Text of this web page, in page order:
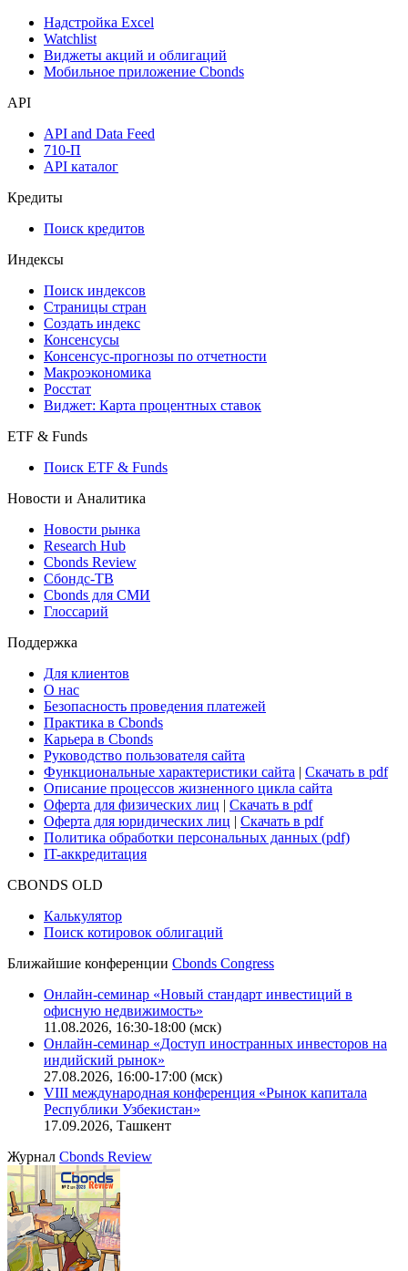
Надстройка Excel
Watchlist
Виджеты акций и облигаций
Мобильное приложение Cbonds
API
API and Data Feed
710-П
API каталог
Кредиты
Поиск кредитов
Индексы
Поиск индексов
Страницы стран
Создать индекс
Консенсусы
Консенсус-прогнозы по отчетности
Макроэкономика
Росстат
Виджет: Карта процентных ставок
ETF & Funds
Поиск ETF & Funds
Новости и Аналитика
Новости рынка
Research Hub
Cbonds Review
Сбондс-ТВ
Cbonds для СМИ
Глоссарий
Поддержка
Для клиентов
О нас
Безопасность проведения платежей
Практика в Cbonds
Карьера в Cbonds
Руководство пользователя сайта
Функциональные характеристики сайта | Скачать в pdf
Описание процессов жизненного цикла сайта
Оферта для физических лиц | Скачать в pdf
Оферта для юридических лиц | Скачать в pdf
Политика обработки персональных данных (pdf)
IT-аккредитация
CBONDS OLD
Калькулятор
Поиск котировок облигаций
Ближайшие конференции Cbonds Congress
Онлайн-семинар «Новый стандарт инвестиций в
офисную недвижимость»
11.08.2026, 16:30-18:00 (мск)
Онлайн-семинар «Доступ иностранных инвесторов на
индийский рынок»
27.08.2026, 16:00-17:00 (мск)
VIII международная конференция «Рынок капитала
Республики Узбекистан»
17.09.2026, Ташкент
Журнал Cbonds Review